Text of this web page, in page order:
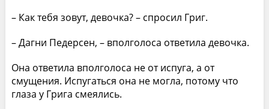
– Как тебя зовут, девочка? – спросил Григ.
– Дагни Педерсен, – вполголоса ответила девочка.
Она ответила вполголоса не от испуга, а от
смущения. Испугаться она не могла, потому что
глаза у Грига смеялись.